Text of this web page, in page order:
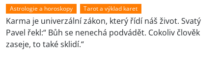
Astrologie a horoskopy Tarot a výklad karet
Karma je univerzální zákon, který řídí náš život. Svatý
Pavel řekl:“ Bůh se nenechá podvádět. Cokoliv člověk
zaseje, to také sklidí.“